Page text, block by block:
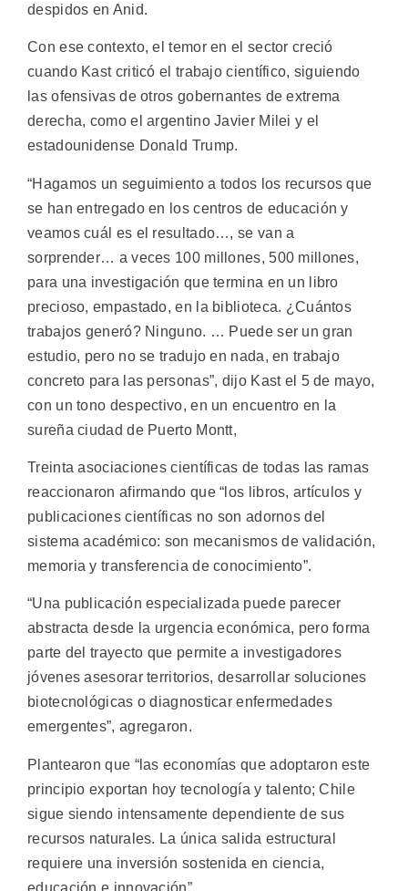
despidos en Anid.
Con ese contexto, el temor en el sector creció
cuando Kast criticó el trabajo científico, siguiendo
las ofensivas de otros gobernantes de extrema
derecha, como el argentino Javier Milei y el
estadounidense Donald Trump.
“Hagamos un seguimiento a todos los recursos que
se han entregado en los centros de educación y
veamos cuál es el resultado…, se van a
sorprender… a veces 100 millones, 500 millones,
para una investigación que termina en un libro
precioso, empastado, en la biblioteca. ¿Cuántos
trabajos generó? Ninguno. … Puede ser un gran
estudio, pero no se tradujo en nada, en trabajo
concreto para las personas”, dijo Kast el 5 de mayo,
con un tono despectivo, en un encuentro en la
sureña ciudad de Puerto Montt,
Treinta asociaciones científicas de todas las ramas
reaccionaron afirmando que “los libros, artículos y
publicaciones científicas no son adornos del
sistema académico: son mecanismos de validación,
memoria y transferencia de conocimiento”.
“Una publicación especializada puede parecer
abstracta desde la urgencia económica, pero forma
parte del trayecto que permite a investigadores
jóvenes asesorar territorios, desarrollar soluciones
biotecnológicas o diagnosticar enfermedades
emergentes”, agregaron.
Plantearon que “las economías que adoptaron este
principio exportan hoy tecnología y talento; Chile
sigue siendo intensamente dependiente de sus
recursos naturales. La única salida estructural
requiere una inversión sostenida en ciencia,
educación e innovación”.